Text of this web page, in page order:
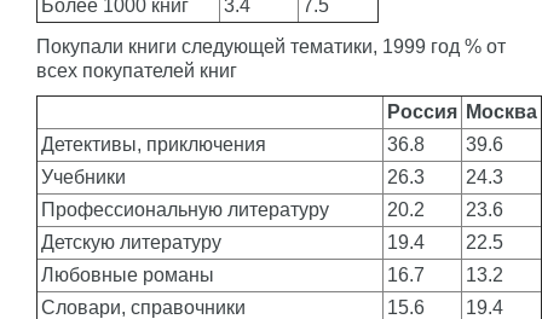
Более 1000 книг 3.4
7.5
Покупали книги следующей тематики, 1999 год % от
всех покупателей книг
Россия Москва
Детективы, приключения
36.8
39.6
Учебники
26.3
24.3
Профессиональную литературу
20.2
23.6
Детскую литературу
19.4
22.5
Любовные романы
16.7
13.2
Словари, справочники
15.6
19.4